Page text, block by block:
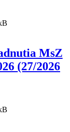
MsZ
(27/2026